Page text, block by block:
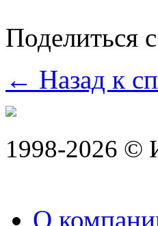
Поделиться
← Назад к
1998-2026 ©
О